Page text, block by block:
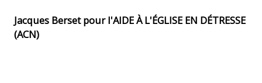
Jacques Berset pour l'AIDE À L'ÉGLISE EN DÉTRESSE
(ACN)